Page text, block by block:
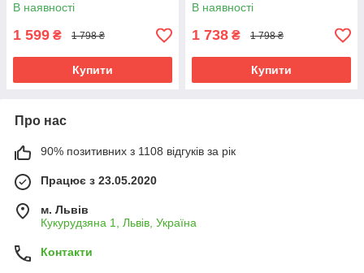
В наявності
1 599 ₴ 1 798 ₴
Купити
В наявності
1 738 ₴ 1 798 ₴
Купити
Про нас
90% позитивних з 1108 відгуків за рік
Працює з 23.05.2020
м. Львів
Кукурудзяна 1, Львів, Україна
Контакти